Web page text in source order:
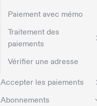
Paiement avec mémo
Traitement des
paiements
Vérifier une adresse
Accepter les paiements
Abonnements